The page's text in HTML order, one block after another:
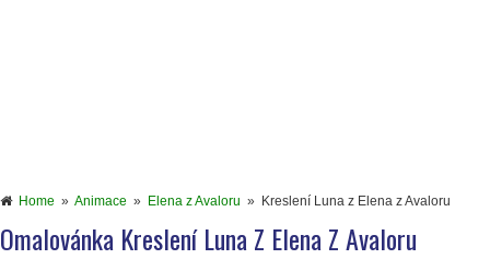
Home » Animace » Elena z Avaloru » Kreslení Luna z Elena z Avaloru
Omalovánka Kreslení Luna Z Elena Z Avaloru